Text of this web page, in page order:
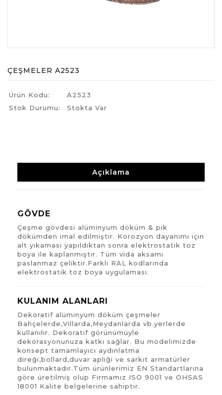
ÇEŞMELER A2523
Ürün Kodu:
A2523
Stok Durumu:
Stokta Var
Açıklama
GÖVDE
Çeşme gövdesi alüminyum döküm & pik
dökümden imal edilmiştir. Korozyon dayanımı için
alt yıkaması yapıldıktan sonra elektrostatik toz
boya ile kaplanmıştır. Tüm vida aksamı
paslanmaz çeliktir.Farklı RAL kodlarında
elektrostatik toz boya uygulaması.
KULANIM ALANLARI
Dekoratif alüminyum döküm çeşmeler
Bahçelerde,Villarda,Meydanlarda vb.yerlerde
kullanılır. Dekoratif görünümüyle
dekorasyonunuza katkı sağlar. Bu modelimizde
konsept tamamlayıcı aydınlatma
direği,bollard,duvar apliği ve sarkıt armatürler
bulunmaktadır.Tüm ürünlerimiz EN Standartlarına
göre üretilmiş olup Firmamız ISO 9001 ve OHSAS
18001 Kalite belgelerine sahiptir.